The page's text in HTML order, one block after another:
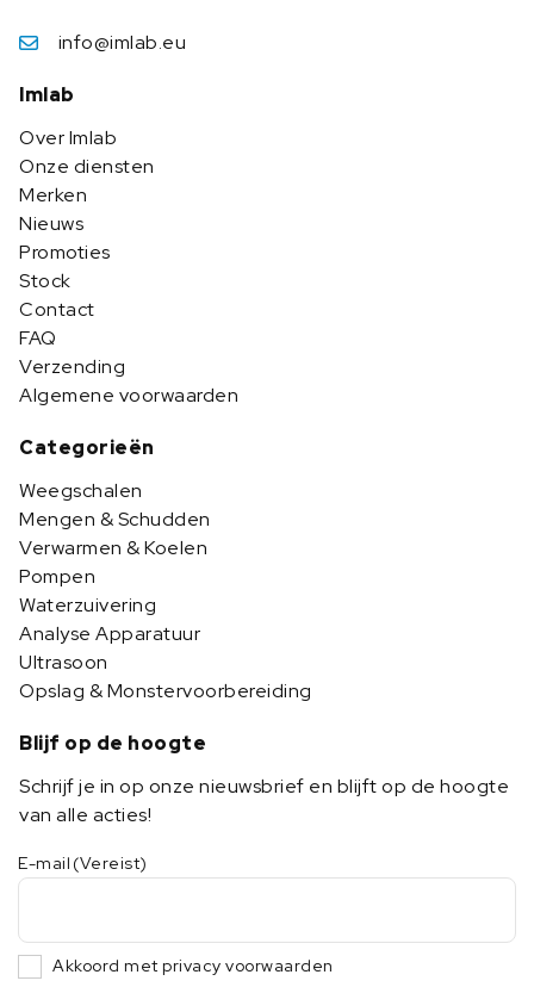
info@imlab.eu
Imlab
Over Imlab
Onze diensten
Merken
Nieuws
Promoties
Stock
Contact
FAQ
Verzending
Algemene voorwaarden
Categorieën
Weegschalen
Mengen & Schudden
Verwarmen & Koelen
Pompen
Waterzuivering
Analyse Apparatuur
Ultrasoon
Opslag & Monstervoorbereiding
Blijf op de hoogte
Schrijf je in op onze nieuwsbrief en blijft op de hoogte
van alle acties!
E-mail (Vereist)
Akkoord met privacy voorwaarden